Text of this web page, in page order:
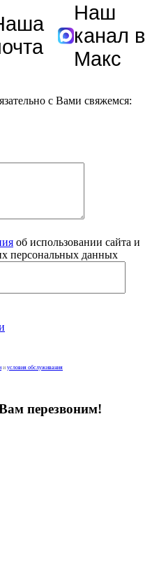
Наш
канал в
Макс
с Вами свяжемся:
об использовании сайта и
персональных данных
и условия обслуживания
перезвоним!